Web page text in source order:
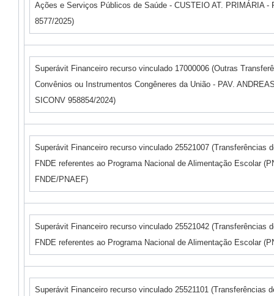
Ações e Serviços Públicos de Saúde - CUSTEIO AT. PRIMÁRIA -
8577/2025)
Superávit Financeiro recurso vinculado 17000006 (Outras
Convênios ou Instrumentos Congêneres da União - PAV.
SICONV 958854/2024)
Superávit Financeiro recurso vinculado 25521007 (Transferências
FNDE referentes ao Programa Nacional de Alimentação Escolar
FNDE/PNAEF)
Superávit Financeiro recurso vinculado 25521042 (Transferências
FNDE referentes ao Programa Nacional de Alimentação Escolar
Superávit Financeiro recurso vinculado 25521101 (Transferências